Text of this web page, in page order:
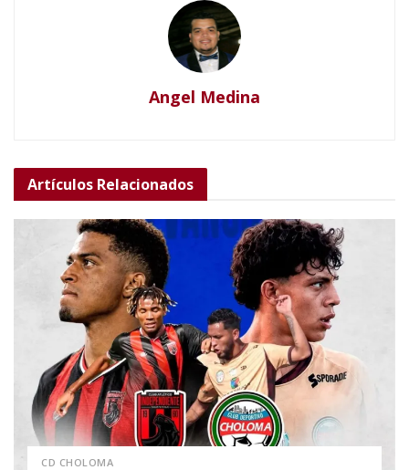
Angel Medina
Artículos Relacionados
CD CHOLOMA